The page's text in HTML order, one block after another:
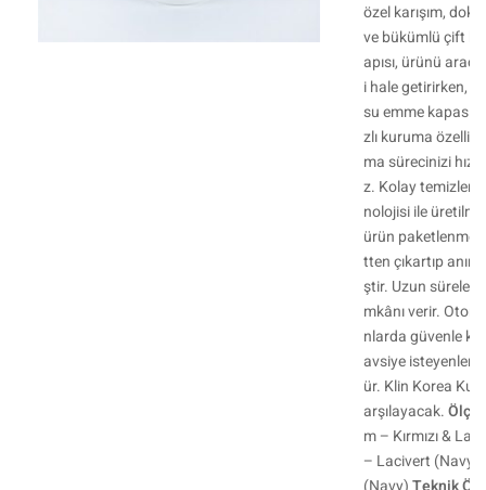
özel karışım,
ve bükümlü çift
apısı, ürünü
i hale getirirken,
su emme
zlı kuruma
ma sürecinizi
z. Kolay
nolojisi ile
ürün
tten çıkartıp
ştir. Uzun süreler
mkânı verir.
nlarda güvenle
avsiye isteyenler
ür. Klin Korea
arşılayacak.
m – Kırmızı &
– Lacivert (Navy)